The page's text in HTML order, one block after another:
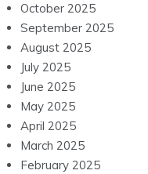
October 2025
September 2025
August 2025
July 2025
June 2025
May 2025
April 2025
March 2025
February 2025